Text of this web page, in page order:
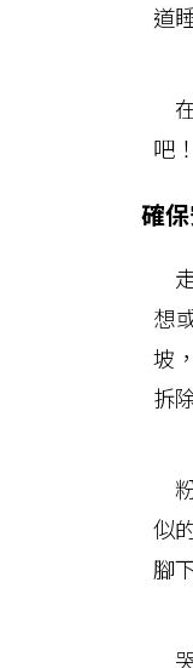
道
吧！
確
想
坡
拆
似
腳